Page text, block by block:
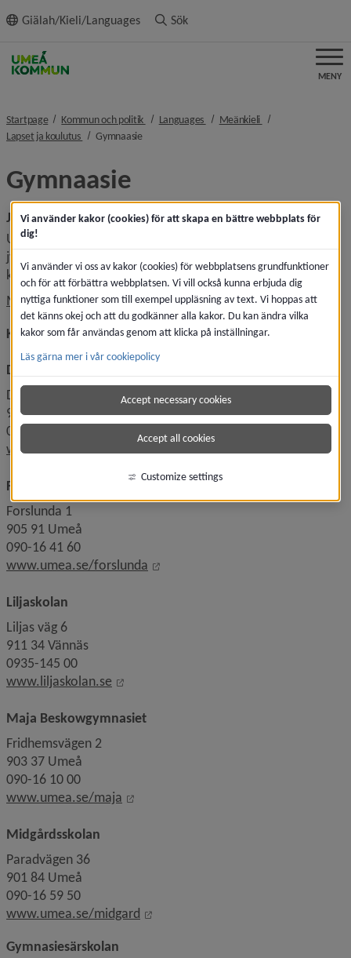
innehållet
Giälah/Kieli/Languages Sök
MENY
Startpage Kommun och politik nivå i brödsmulenavigeringen
Languages nivå i brödsmulenavigeringen
Meänkieli
nivå i
Lapset ja koulutus nivå i brödsmulenavigeringen
Gymnaasienivå i brödsmulenavigeringen
Gymnaasie
Jymnaasie (Gymnasiet)
Uumajan kunnassa on sekä kunnalisia ette erilisä
jymnaasiekouluja. Täälä on kontaktitietoja ette länkkiä
kaikhiin Uumajarekiuunin jymnaasiekouluihin.
Mer information om alla skolor i Umeå kommun
Linkki
Kommunala gymnasieskolor
Dragonskolan
Dragongatan 1
903 22 Umeå
090-16 24 20
www.umea.se/dragon
Linkki toiselle sivustolle, avautuu
Forslundagymnasiet
Forslunda 1
905 91 Umeå
090-16 41 60
www.umea.se/forslunda
Linkki toiselle sivustolle, avautuu
Liljaskolan
Liljas väg 6
911 34 Vännäs
0935-145 00
www.liljaskolan.se
Linkki toiselle sivustolle, avautuu
Maja Beskowgymnasiet
Fridhemsvägen 2
903 37 Umeå
090-16 10 00
www.umea.se/maja
Linkki toiselle sivustolle, avautuu
Midgårdsskolan
Paradvägen 36
901 84 Umeå
090-16 59 50
www.umea.se/midgard
Linkki toiselle sivustolle, avautuu
Gymnasiesärskolan
Vi använder kakor (cookies) för att skapa en bättre webbplats för
dig!
Vi använder vi oss av kakor (cookies) för webbplatsens grundfunktioner
och för att förbättra webbplatsen. Vi vill också kunna erbjuda dig
nyttiga funktioner som till exempel uppläsning av text. Vi hoppas att
det känns okej och att du godkänner alla kakor. Du kan ändra vilka
kakor som får användas genom att klicka på inställningar.
Läs gärna mer i vår cookiepolicy
Accept necessary cookies
Accept all cookies
Customize settings